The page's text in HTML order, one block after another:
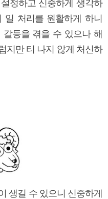
정하고 신중하게 생각하
일 처리를 원활하게 하니
등을 겪을 수 있으나 해
지만 티 나지 않게 처신하
생길 수 있으니 신중하게